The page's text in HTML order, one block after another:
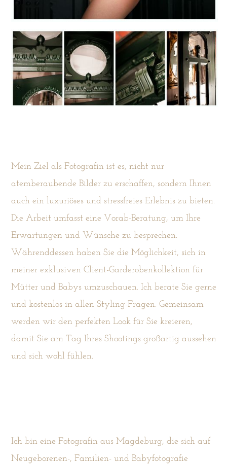
Mein Ziel als Fotografin ist es, nicht nur
atemberaubende Bilder zu erschaffen, sondern Ihnen
auch ein luxuriöses und stressfreies Erlebnis zu bieten.
Die Arbeit umfasst eine Vorab-Beratung, um Ihre
Erwartungen und Wünsche zu besprechen.
Währenddessen haben Sie die Möglichkeit, sich in
meiner exklusiven Client-Garderobenkollektion für
Mütter und Babys umzuschauen. Ich berate Sie gerne
und kostenlos in allen Styling-Fragen. Gemeinsam
werden wir den perfekten Look für Sie kreieren,
damit Sie am Tag Ihres Shootings großartig aussehen
und sich wohl fühlen.
Ich bin eine Fotografin aus Magdeburg, die sich auf
Neugeborenen-, Familien- und Babyfotografie